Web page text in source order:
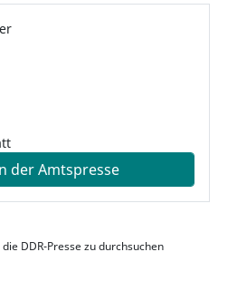
der Amtspresse
die DDR-Presse zu durchsuchen